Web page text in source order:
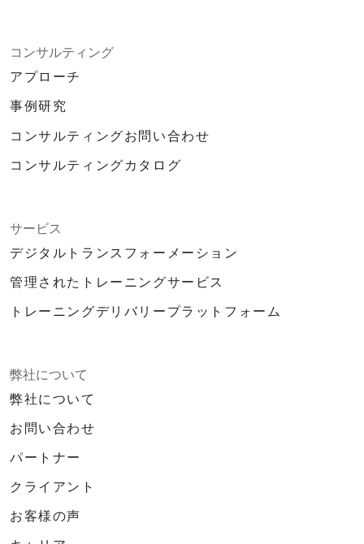
コンサルティング
アプローチ
事例研究
コンサルティングお問い合わせ
コンサルティングカタログ
サービス
デジタルトランスフォーメーション
管理されたトレーニングサービス
トレーニングデリバリープラットフォーム
弊社について
弊社について
お問い合わせ
パートナー
クライアント
お客様の声